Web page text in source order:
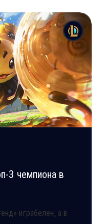
3 чемпиона в
играбелен, а в